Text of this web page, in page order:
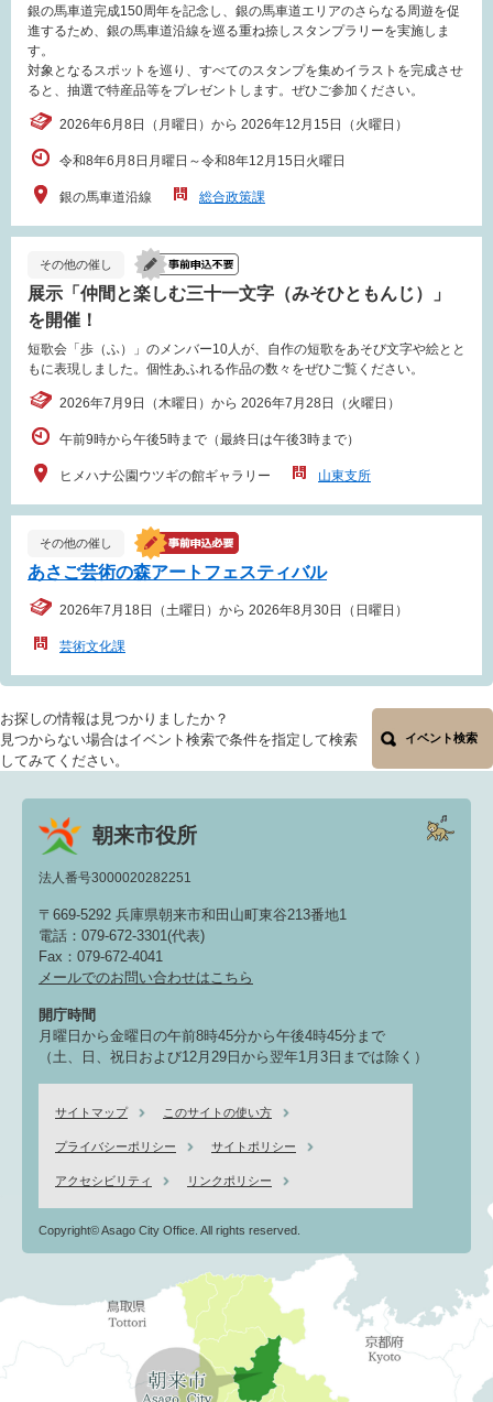
銀の馬車道完成150周年を記念し、銀の馬車道エリアのさらなる周遊を促
進するため、銀の馬車道沿線を巡る重ね捺しスタンプラリーを実施しま
す。
対象となるスポットを巡り、すべてのスタンプを集めイラストを完成させ
ると、抽選で特産品等をプレゼントします。ぜひご参加ください。
2026年6月8日（月曜日）から 2026年12月15日（火曜日）
令和8年6月8日月曜日～令和8年12月15日火曜日
銀の馬車道沿線 総合政策課
その他の催し
展示「仲間と楽しむ三十一文字（みそひともんじ）」
を開催！
短歌会「歩（ふ）」のメンバー10人が、自作の短歌をあそび文字や絵とと
もに表現しました。個性あふれる作品の数々をぜひご覧ください。
2026年7月9日（木曜日）から 2026年7月28日（火曜日）
午前9時から午後5時まで（最終日は午後3時まで）
ヒメハナ公園ウツギの館ギャラリー 山東支所
その他の催し
あさご芸術の森アートフェスティバル
2026年7月18日（土曜日）から 2026年8月30日（日曜日）
芸術文化課
お探しの情報は見つかりましたか？
見つからない場合はイベント検索で条件を指定して検索
してみてください。
イベント検索
朝来市役所
法人番号3000020282251
〒669-5292 兵庫県朝来市和田山町東谷213番地1
電話：079-672-3301(代表)
Fax：079-672-4041
メールでのお問い合わせはこちら
開庁時間
月曜日から金曜日の午前8時45分から午後4時45分まで
（土、日、祝日および12月29日から翌年1月3日までは除く）
サイトマップ このサイトの使い方
プライバシーポリシー サイトポリシー
アクセシビリティ リンクポリシー
Copyright© Asago City Office. All rights reserved.